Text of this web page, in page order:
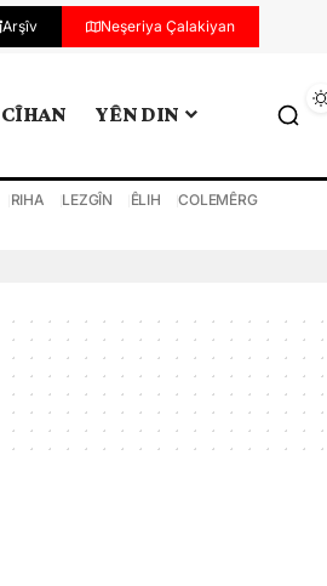
Arşîv Neşeriya Çalakiyan
CÎHAN YÊN DIN
RIHA LEZGÎN ÊLIH COLEMÊRG